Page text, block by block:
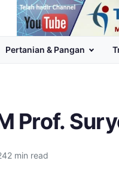
Channel
Youtube
Pertanian & Pangan
Prof.
2 min read